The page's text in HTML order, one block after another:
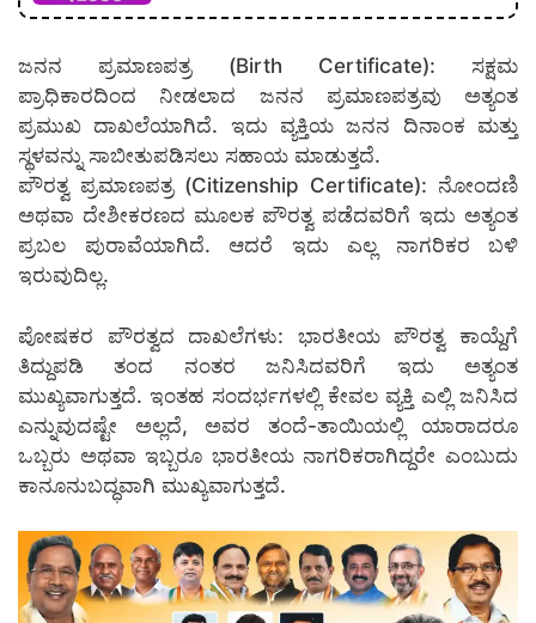
ಜನನ ಪ್ರಮಾಣಪತ್ರ (Birth Certificate): ಸಕ್ಷಮ
ಪ್ರಾಧಿಕಾರದಿಂದ ನೀಡಲಾದ ಜನನ ಪ್ರಮಾಣಪತ್ರವು ಅತ್ಯಂತ
ಪ್ರಮುಖ ದಾಖಲೆಯಾಗಿದೆ. ಇದು ವ್ಯಕ್ತಿಯ ಜನನ ದಿನಾಂಕ ಮತ್ತು
ಸ್ಥಳವನ್ನು ಸಾಬೀತುಪಡಿಸಲು ಸಹಾಯ ಮಾಡುತ್ತದೆ.
ಪೌರತ್ವ ಪ್ರಮಾಣಪತ್ರ (Citizenship Certificate): ನೋಂದಣಿ
ಅಥವಾ ದೇಶೀಕರಣದ ಮೂಲಕ ಪೌರತ್ವ ಪಡೆದವರಿಗೆ ಇದು ಅತ್ಯಂತ
ಪ್ರಬಲ ಪುರಾವೆಯಾಗಿದೆ. ಆದರೆ ಇದು ಎಲ್ಲ ನಾಗರಿಕರ ಬಳಿ
ಇರುವುದಿಲ್ಲ.
ಪೋಷಕರ ಪೌರತ್ವದ ದಾಖಲೆಗಳು: ಭಾರತೀಯ ಪೌರತ್ವ ಕಾಯ್ದೆಗೆ
ತಿದ್ದುಪಡಿ ತಂದ ನಂತರ ಜನಿಸಿದವರಿಗೆ ಇದು ಅತ್ಯಂತ
ಮುಖ್ಯವಾಗುತ್ತದೆ. ಇಂತಹ ಸಂದರ್ಭಗಳಲ್ಲಿ ಕೇವಲ ವ್ಯಕ್ತಿ ಎಲ್ಲಿ ಜನಿಸಿದ
ಎನ್ನುವುದಷ್ಟೇ ಅಲ್ಲದೆ, ಅವರ ತಂದೆ-ತಾಯಿಯಲ್ಲಿ ಯಾರಾದರೂ
ಒಬ್ಬರು ಅಥವಾ ಇಬ್ಬರೂ ಭಾರತೀಯ ನಾಗರಿಕರಾಗಿದ್ದರೇ ಎಂಬುದು
ಕಾನೂನುಬದ್ಧವಾಗಿ ಮುಖ್ಯವಾಗುತ್ತದೆ.